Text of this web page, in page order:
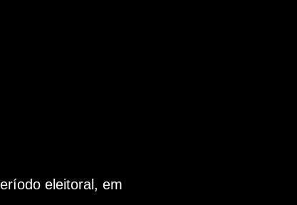
eleitoral, em